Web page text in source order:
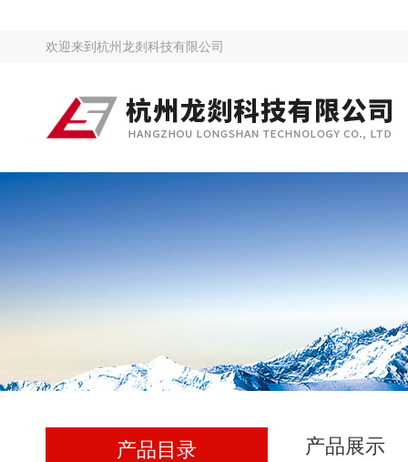
欢迎来到 杭州龙剡科技有限公司
产品目录 产品展示